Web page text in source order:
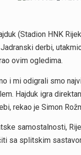
(Stadion HNK
derbi,
ovim ogledima.
i mi odigrali smo
Hajduk igra
rekao je Simon
samostalnosti,
sa splitskim